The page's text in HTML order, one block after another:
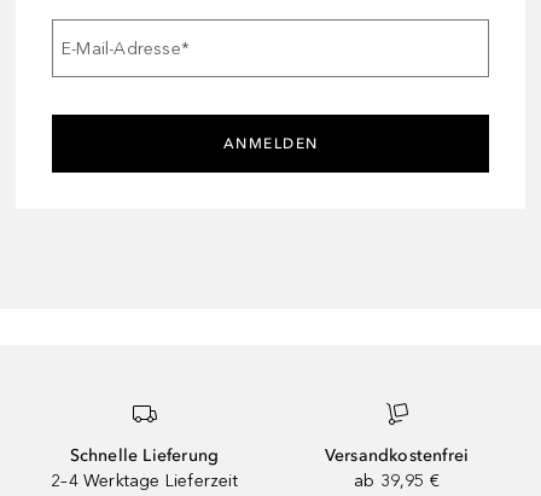
E-Mail-Adresse*
ANMELDEN
Schnelle Lieferung
2–4 Werktage Lieferzeit
Versandkostenfrei
ab 39,95 €